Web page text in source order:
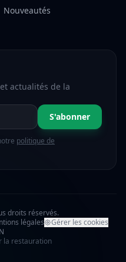
Nouveautés
actualités de la
S'abonner
politique de
droits réservés.
légales
Gérer les cookies
la restauration